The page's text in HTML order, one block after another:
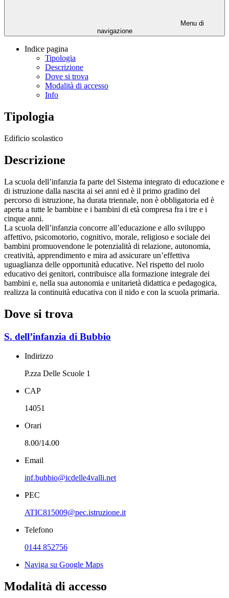
Menu di
navigazione
Indice pagina
Tipologia
Descrizione
Dove si trova
Modalità di accesso
Info
Tipologia
Edificio scolastico
Descrizione
La scuola dell’infanzia fa parte del Sistema integrato di educazione e
di istruzione dalla nascita ai sei anni ed è il primo gradino del
percorso di istruzione, ha durata triennale, non è obbligatoria ed è
aperta a tutte le bambine e i bambini di età compresa fra i tre e i
cinque anni.
La scuola dell’infanzia concorre all’educazione e allo sviluppo
affettivo, psicomotorio, cognitivo, morale, religioso e sociale dei
bambini promuovendone le potenzialità di relazione, autonomia,
creatività, apprendimento e mira ad assicurare un’effettiva
uguaglianza delle opportunità educative. Nel rispetto del ruolo
educativo dei genitori, contribuisce alla formazione integrale dei
bambini e, nella sua autonomia e unitarietà didattica e pedagogica,
realizza la continuità educativa con il nido e con la scuola primaria.
Dove si trova
S. dell’infanzia di Bubbio
Indirizzo
P.zza Delle Scuole 1
CAP
14051
Orari
8.00/14.00
Email
inf.bubbio@icdelle4valli.net
PEC
ATIC815009@pec.istruzione.it
Telefono
0144 852756
Naviga su Google Maps
Modalità di accesso